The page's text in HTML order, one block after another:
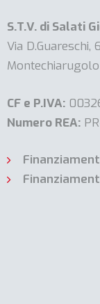
S.T.V. di Salati
Via
CF e P.IVA:
Numero REA: